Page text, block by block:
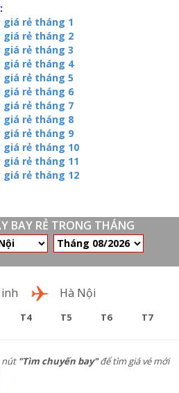
giá rẻ tháng 1
giá rẻ tháng 2
giá rẻ tháng 3
giá rẻ tháng 4
giá rẻ tháng 5
giá rẻ tháng 6
giá rẻ tháng 7
giá rẻ tháng 8
giá rẻ tháng 9
giá rẻ tháng 10
giá rẻ tháng 11
giá rẻ tháng 12
BAY RẺ TRONG THÁNG
Hà Nội
T4 T5 T6 T7
nút "Tìm chuyến bay"để tìm giá vé mới